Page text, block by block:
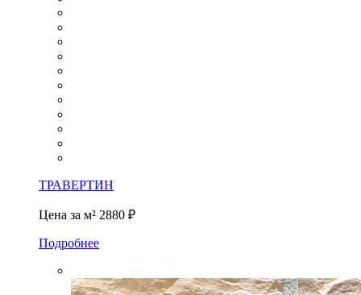
ТРАВЕРТИН
Цена за м² 2880 ₽
Подробнее